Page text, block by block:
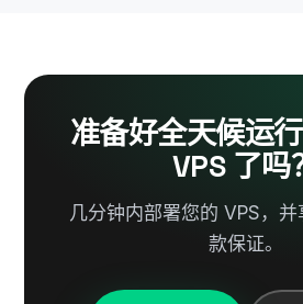
准备好全天候运行
VPS 了吗
几分钟内部署您的 VPS，
款保证。